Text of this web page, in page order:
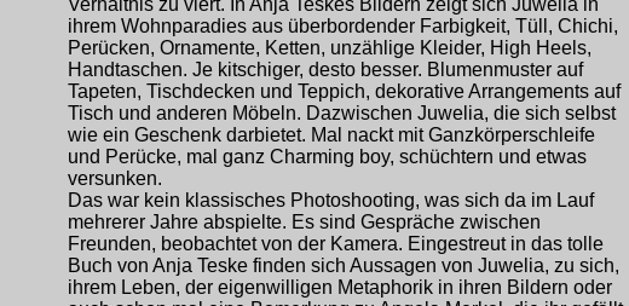
Verhältnis zu viert. In Anja Teskes Bildern zeigt sich Juwelia in
ihrem Wohnparadies aus überbordender Farbigkeit, Tüll, Chichi,
Perücken, Ornamente, Ketten, unzählige Kleider, High Heels,
Handtaschen. Je kitschiger, desto besser. Blumenmuster auf
Tapeten, Tischdecken und Teppich, dekorative Arrangements auf
Tisch und anderen Möbeln. Dazwischen Juwelia, die sich selbst
wie ein Geschenk darbietet. Mal nackt mit Ganzkörperschleife
und Perücke, mal ganz Charming boy, schüchtern und etwas
versunken.
Das war kein klassisches Photoshooting, was sich da im Lauf
mehrerer Jahre abspielte. Es sind Gespräche zwischen
Freunden, beobachtet von der Kamera. Eingestreut in das tolle
Buch von Anja Teske finden sich Aussagen von Juwelia, zu sich,
ihrem Leben, der eigenwilligen Metaphorik in ihren Bildern oder